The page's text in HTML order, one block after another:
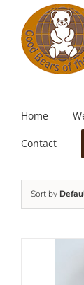
content
Home
Contact
Sort by